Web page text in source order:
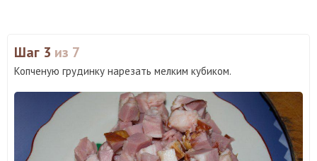
Шаг 3 из 7
Копченую грудинку нарезать мелким кубиком.